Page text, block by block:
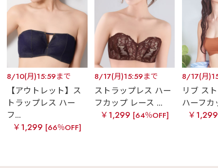
8/10(月)15:59まで
【アウトレット】ス
トラップレス ハー
フ...
￥1,299 [66％OFF]
8/17(月)15:59まで
ストラップレス ハー
フカップ レース ...
￥1,299 [64％OFF]
8/17(月
リブ ス
ハーフカ
￥